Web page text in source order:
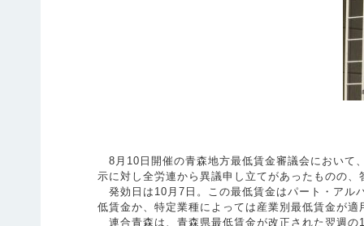
8月10日開催の青森地方最低賃金審議会において
示に対し全労連から異議申し立てがあったものの
発効日は10月7日。この最低賃金はパート・アル
低賃金か、特定業種によっては産業別最低賃金が適
連合青森は、青森県最低賃金が改正された翌週の